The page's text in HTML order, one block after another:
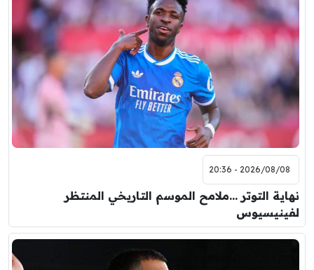
2026/08/08 - 20:36
نهاية التوتر …ملامح الموسم التاريخي المنتظر
لفينيسيوس